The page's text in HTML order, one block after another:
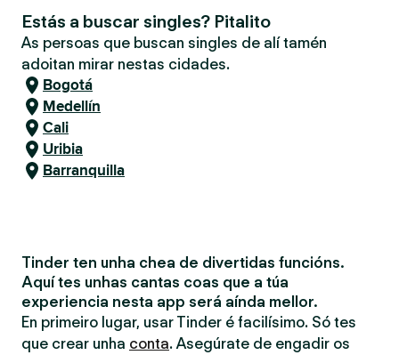
Estás a buscar singles? Pitalito
As persoas que buscan singles de alí tamén
adoitan mirar nestas cidades.
Bogotá
Medellín
Cali
Uribia
Barranquilla
Tinder ten unha chea de divertidas funcións.
Aquí tes unhas cantas coas que a túa
experiencia nesta app será aínda mellor.
En primeiro lugar, usar Tinder é facilísimo. Só tes
que crear unha conta. Asegúrate de engadir os